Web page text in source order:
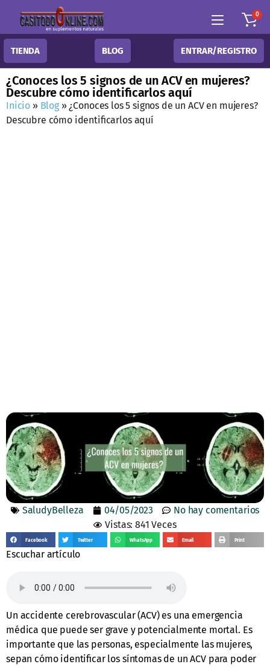
0
TIENDA BLOG ENTRAR/REGISTRO
¿Conoces los 5 signos de un ACV en mujeres?
Descubre cómo identificarlos aquí
Inicio » Blog» ¿Conoces los 5 signos de un ACV en mujeres?
Descubre cómo identificarlos aquí
SaludyBelleza 04/05/2023
No hay comentarios
Vistas: 841 Veces
Facebook Twitter WhatsApp Email Print
Escuchar artículo
Un accidente cerebrovascular (ACV) es una emergencia
médica que puede ser grave y potencialmente mortal. Es
importante que las personas, especialmente las mujeres,
sepan cómo identificar los síntomas de un ACV para poder